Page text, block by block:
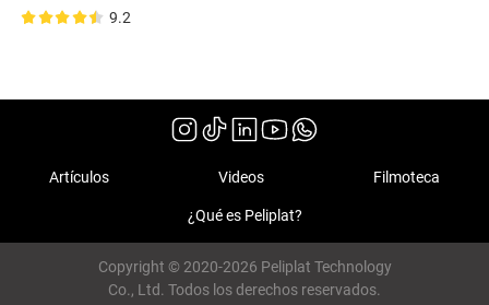
9.2
Artículos Videos Filmoteca
¿Qué es Peliplat?
Copyright © 2020-2026 Peliplat Technology
Co., Ltd. Todos los derechos reservados.